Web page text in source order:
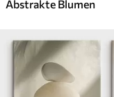
Abstrakte Blumen